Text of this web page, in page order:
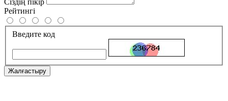
Сіздің пікір
Рейтингі
Введите код
Жалғастыру